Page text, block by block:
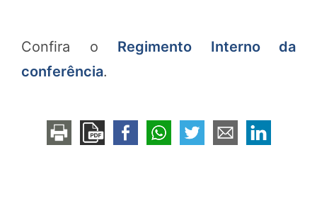
Confira o Regimento Interno da
conferência.